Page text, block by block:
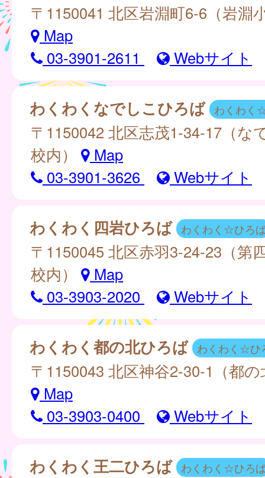
〒1150041 北区岩淵町6-6（岩淵
Map
03-3901-2611
Webサイト
わくわくなでしこひろば わくわく
〒1150042 北区志茂1-34-17（な
校内）
Map
03-3901-3626
Webサイト
わくわく四岩ひろば わくわく☆ひろ
〒1150045 北区赤羽3-24-23（第
校内）
Map
03-3903-2020
Webサイト
わくわく都の北ひろば わくわく☆ひ
〒1150043 北区神谷2-30-1（都
Map
03-3903-0400
Webサイト
わくわく王二ひろば わくわく☆ひろ